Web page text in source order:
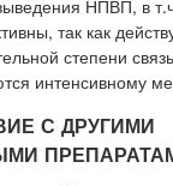
НПВП, в
так как
степени
интенсивному
С ДРУГИМИ